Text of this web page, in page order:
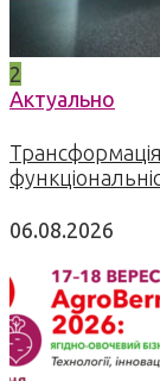
2
Актуально
06.08.2026